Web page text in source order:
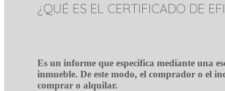
¿QUÉ ES EL CERTIFICADO DE
Es un informe que especifica mediante una
inmueble. De este modo, el comprador o el
comprar o alquilar.